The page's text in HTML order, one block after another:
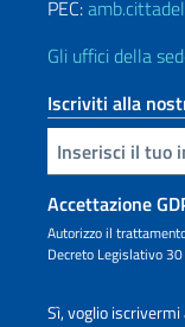
PEC:
Gli uffici della
Iscriviti alla
Inserisci la tua email
Accettazione
Autorizzo il
Decreto Legislativo
Sì, voglio